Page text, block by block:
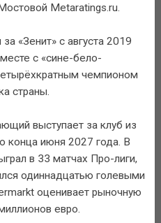
Metaratings.ru.
«Зенит» с августа 2019
с «сине-бело-
чемпионом
страны.
выступает за клуб из
конца июня 2027 года. В
в 33 матчах Про-лиги,
одиннадцатью голевыми
оценивает рыночную
евро.